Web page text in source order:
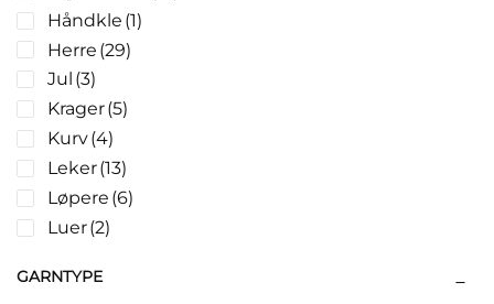
Håndkle (1)
Herre (29)
Jul (3)
Krager(5)
Kurv(4)
Leker(13)
Løpere (6)
Luer(2)
Puter(8)
GARNTYPE